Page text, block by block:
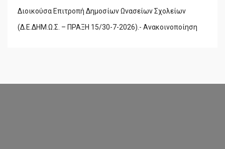
Διοικούσα Επιτροπή Δημοσίων Ωνασείων Σχολείων
(Δ.Ε.ΔΗΜ.Ω.Σ. – ΠΡΑΞΗ 15/30-7-2026).- Ανακοινοποίηση